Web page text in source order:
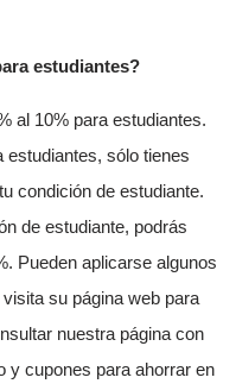
estudiantes?
al 10% para estudiantes.
estudiantes, sólo tienes
condición de estudiante.
de estudiante, podrás
Pueden aplicarse algunos
su página web para
nuestra página con
y cupones para ahorrar en